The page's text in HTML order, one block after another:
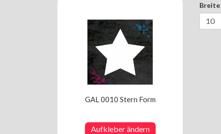
GAL 0010 Stern Form
Aufkleber ändern
Breite